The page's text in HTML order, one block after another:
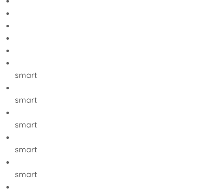
smart
smart
smart
smart
smart